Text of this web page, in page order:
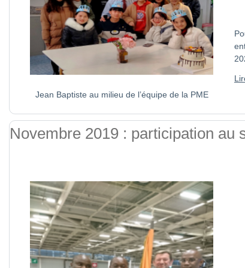
Jean Baptiste au milieu de l’équipe de la PME
Novembre 2019 : participation au